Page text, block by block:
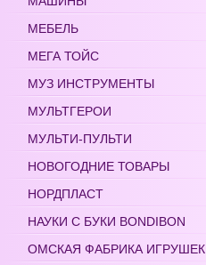
МЕБЕЛЬ
МЕГА ТОЙС
МУЗ ИНСТРУМЕНТЫ
МУЛЬТГЕРОИ
МУЛЬТИ-ПУЛЬТИ
НОВОГОДНИЕ ТОВАРЫ
НОРДПЛАСТ
НАУКИ С БУКИ BONDIBON
ОМСКАЯ ФАБРИКА ИГРУШЕК